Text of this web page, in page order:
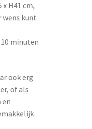
H41 cm,
wens kunt
minuten
ook erg
of als
en